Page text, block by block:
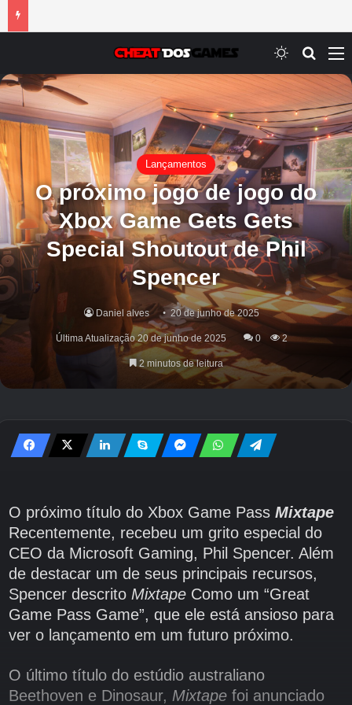
Switch skin
Lançamentos
O próximo jogo de jogo do
Xbox Game Gets Gets
Special Shoutout de Phil
Spencer
Daniel alves 20 de junho de 2025
Última Atualização 20 de junho de 2025 0 2
2 minutos de leitura
O próximo título do Xbox Game Pass Mixtape
Recentemente, recebeu um grito especial do
CEO da Microsoft Gaming, Phil Spencer. Além
de destacar um de seus principais recursos,
Spencer descrito MixtapeComo um “Great
Game Pass Game”, que ele está ansioso para
ver o lançamento em um futuro próximo.
O último título do estúdio australiano
Beethoven e Dinosaur, Mixtapefoi anunciado